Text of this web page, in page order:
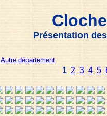
Présentation
Autre département
1 2 3 4 5